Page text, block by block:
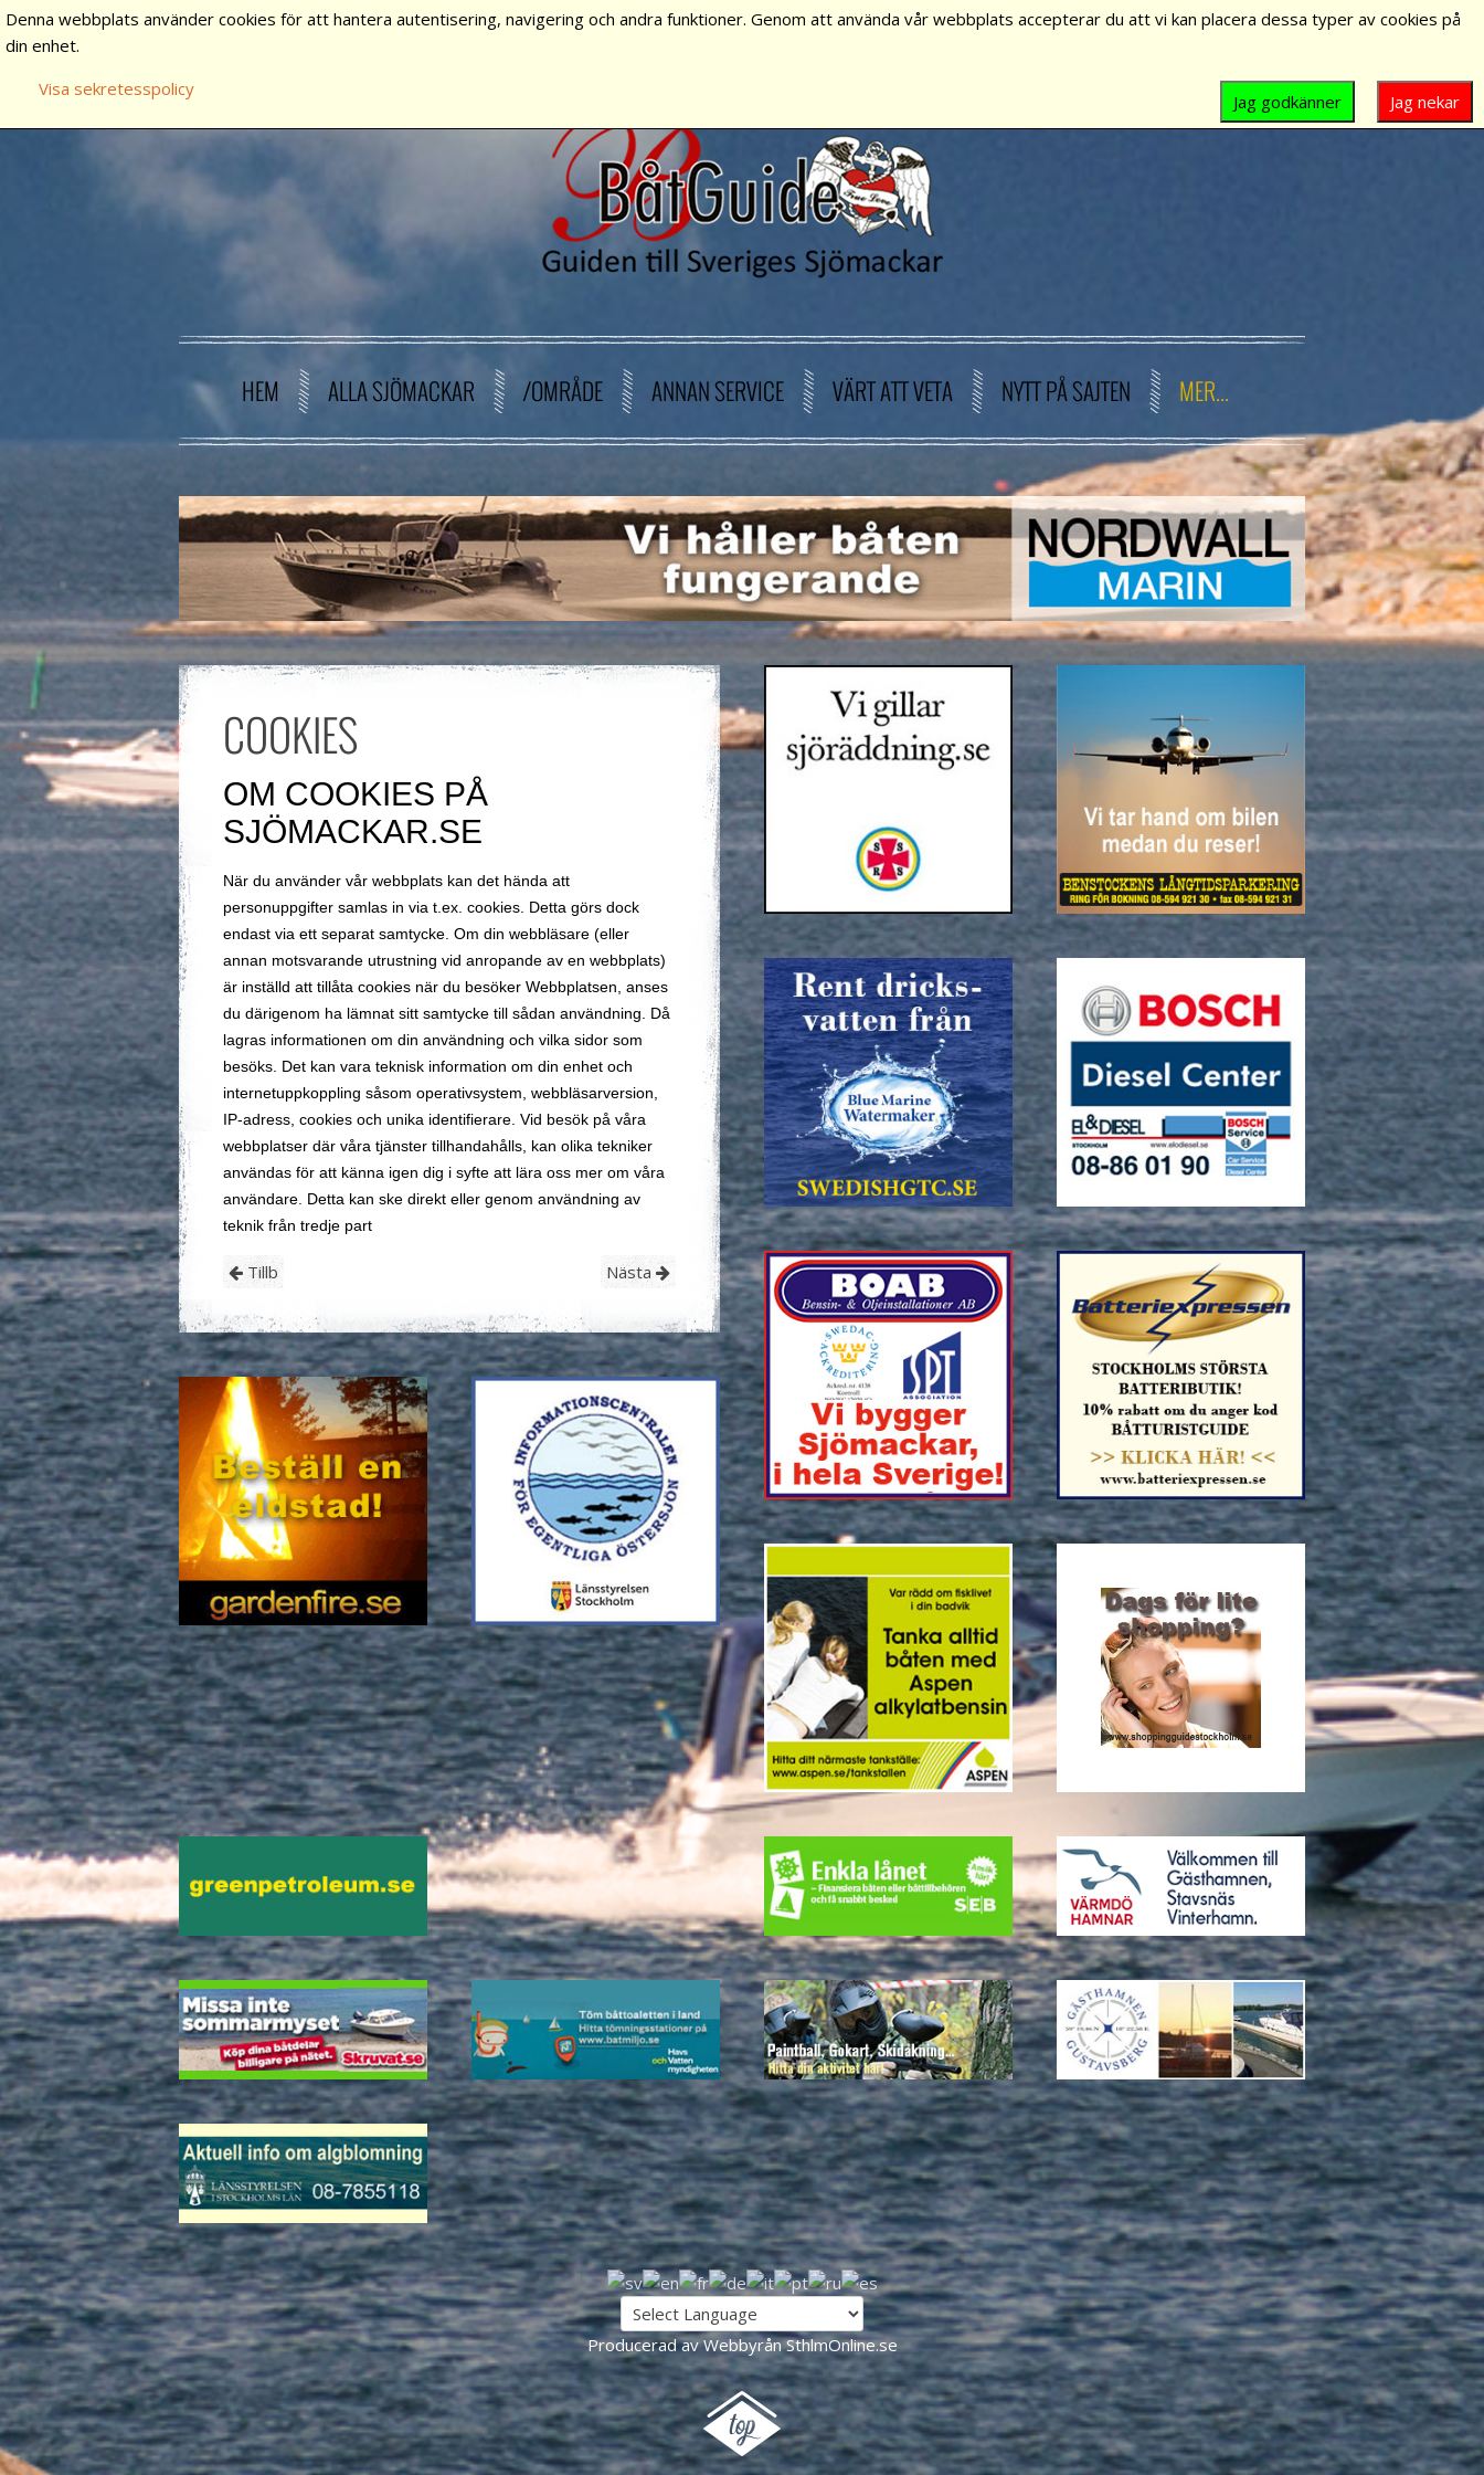
HEM ALLA SJÖMACKAR /OMRÅDE ANNAN SERVICE VÄRT ATT VETA NYTT PÅ SAJTEN MER...
COOKIES
OM COOKIES PÅ
SJÖMACKAR.SE
När du använder vår webbplats kan det hända att
personuppgifter samlas in via t.ex. cookies. Detta görs dock
endast via ett separat samtycke. Om din webbläsare (eller
annan motsvarande utrustning vid anropande av en webbplats)
är inställd att tillåta cookies när du besöker Webbplatsen, anses
du därigenom ha lämnat sitt samtycke till sådan användning. Då
lagras informationen om din användning och vilka sidor som
besöks. Det kan vara teknisk information om din enhet och
internetuppkoppling såsom operativsystem, webbläsarversion,
IP-adress, cookies och unika identifierare. Vid besök på våra
webbplatser där våra tjänster tillhandahålls, kan olika tekniker
användas för att känna igen dig i syfte att lära oss mer om våra
användare. Detta kan ske direkt eller genom användning av
teknik från tredje part
Tillb Nästa
Producerad av Webbyrån SthlmOnline.se
Denna webbplats använder cookies för att hantera autentisering, navigering och andra funktioner. Genom att använda vår webbplats accepterar du att vi kan placera dessa typer av cookies på
din enhet.
Visa sekretesspolicy
Jag nekar
Jag godkänner